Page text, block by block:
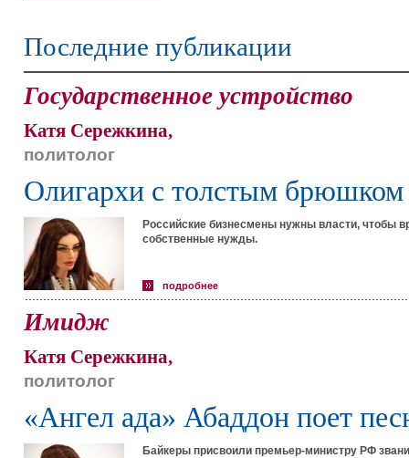
Последние публикации
Государственное устройство
Катя Сережкина,
политолог
Олигархи с толстым брюшком
Российские бизнесмены нужны власти, чтобы
собственные нужды.
подробнее
Имидж
Катя Сережкина,
политолог
«Ангел ада» Абаддон поет
Байкеры присвоили премьер-министру РФ